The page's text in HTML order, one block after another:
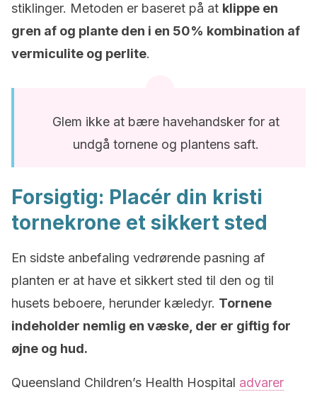
stiklinger. Metoden er baseret på at klippe en
gren af og plante den i en 50% kombination af
vermiculite og perlite.
Glem ikke at bære havehandsker for at
undgå tornene og plantens saft.
Forsigtig: Placér din kristi
tornekrone et sikkert sted
En sidste anbefaling vedrørende pasning af
planten er at have et sikkert sted til den og til
husets beboere, herunder kæledyr. Tornene
indeholder nemlig en væske, der er giftig for
øjne og hud.
Queensland Children’s Health Hospital advarer